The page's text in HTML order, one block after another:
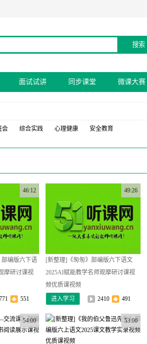
面试试讲 同步课堂 微课大赛
会 综合实践 心理健康 安全教育
46:12
编版六下语
摩研讨课视
551
49:26
[新整理]《匆匆》部编版六下语文
2025AI赋能教学名师观摩研讨课视
频优质课视频
进入学习
2410 491
54:00 53:00